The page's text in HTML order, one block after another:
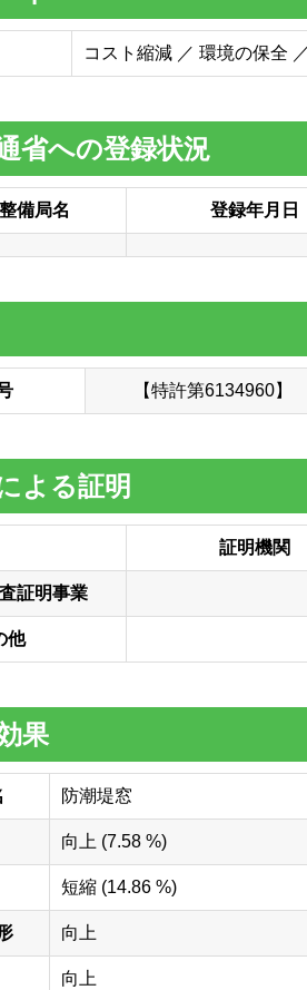
コスト縮減 ／ 環境の保全
省への登録状況
備局名 登録年月日
【特許第6134960】
よる証明
証明機関
証明事業
他
果
防潮堤窓
向上 (7.58 %)
短縮 (14.86 %)
向上
向上